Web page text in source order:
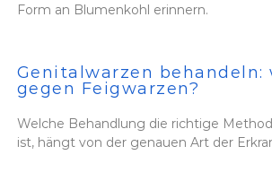
Form an Blumenkohl erinnern.
Genitalwarzen behandeln:
gegen Feigwarzen?
Welche Behandlung die richtige
ist, hängt von der genauen Art der